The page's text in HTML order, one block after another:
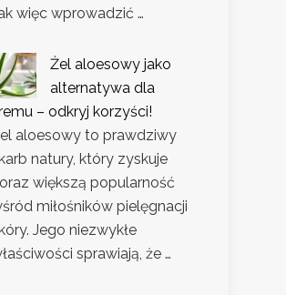
więc wprowadzić …
Żel aloesowy jako
alternatywa dla
– odkryj korzyści!
aloesowy to prawdziwy
natury, który zyskuje
większą popularność
miłośników pielęgnacji
Jego niezwykłe
sprawiają, że …